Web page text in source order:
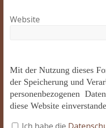
Website
Mit der Nutzung dieses
der Speicherung und
personenbezogenen
diese Website